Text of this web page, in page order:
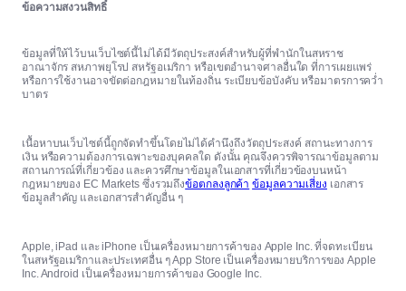
ข้อความสงวนสิทธิ์
ข้อมูลที่ให้ไว้บนเว็บไซต์นี้ไม่ได้มีวัตถุประสงค์สำหรับผู้ที่พำนักในสหราช
อาณาจักร สหภาพยุโรป สหรัฐอเมริกา หรือเขตอำนาจศาลอื่นใด ที่การเผยแพร่
หรือการใช้งานอาจขัดต่อกฎหมายในท้องถิ่น ระเบียบข้อบังคับ หรือมาตรการคว่ำ
บาตร
เนื้อหาบนเว็บไซต์นี้ถูกจัดทำขึ้นโดยไม่ได้คำนึงถึงวัตถุประสงค์ สถานะทางการ
เงิน หรือความต้องการเฉพาะของบุคคลใด ดังนั้น คุณจึงควรพิจารณาข้อมูลตาม
สถานการณ์ที่เกี่ยวข้อง และควรศึกษาข้อมูลในเอกสารที่เกี่ยวข้องบนหน้า
กฎหมายของ EC Markets ซึ่งรวมถึงข้อตกลงลูกค้า ข้อมูลความเสี่ยง เอกสาร
ข้อมูลสำคัญ และเอกสารสำคัญอื่น ๆ
Apple, iPad และ iPhone เป็นเครื่องหมายการค้าของ Apple Inc. ที่จดทะเบียน
ในสหรัฐอเมริกาและประเทศอื่น ๆ App Store เป็นเครื่องหมายบริการของ Apple
Inc. Android เป็นเครื่องหมายการค้าของ Google Inc.